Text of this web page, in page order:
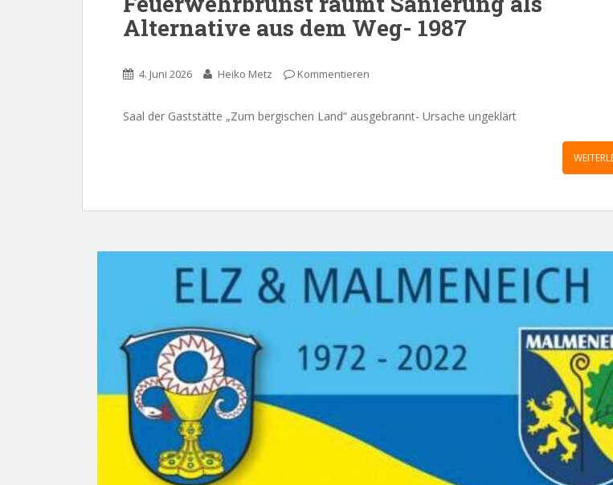
Alternative aus dem Weg- 1987
4. Juni 2026 Heiko Metz Kommentieren
Saal der Gaststätte „Zum bergischen Land“ ausgebrannt- Ursache ungeklärt